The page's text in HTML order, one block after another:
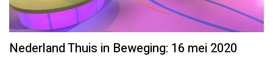
Nederland Thuis in Beweging: 16 mei 2020